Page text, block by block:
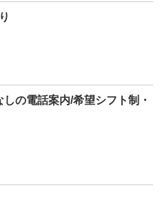
の電話案内/希望シフト制・